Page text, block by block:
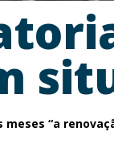
meses “a